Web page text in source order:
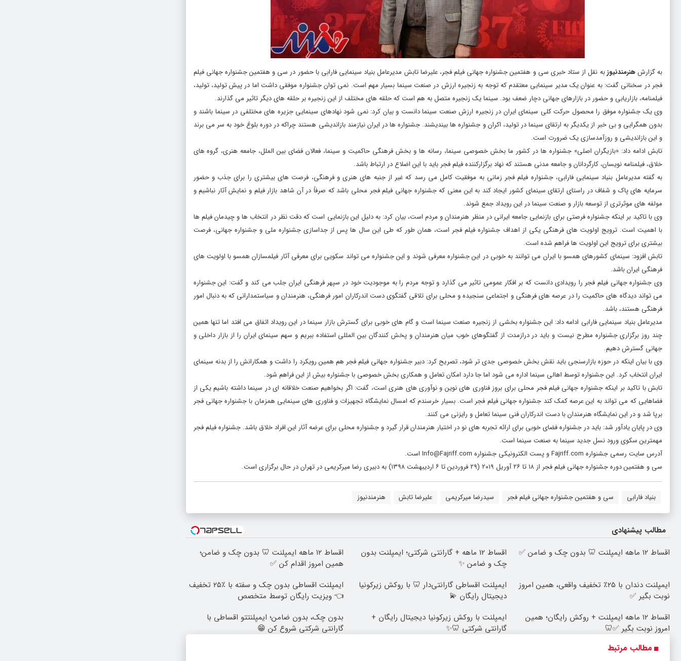
به گزارشهنرمندنیوزبه نقل از ستاد خبری سی و هفتمین جشنواره جهانی فیلم فجر، علیرضا تابش مدیرعامل بنیاد سینمایی فارابی با حضور در سی و هفتمین جشنواره جهانی فیلم
فجر در سخنانی گفت: به عنوان یک مدیر سینمایی معتقدم که توجه به زنجیره ارزش در صنعت سینما بسیار مهم است. نمی توان جشنواره موفقی داشت اما در پیش تولید، تولید،
فیلمنامه، بازاریابی و حضور در بازارهای جهانی دچار ضعف بود. سینما یک زنجیره متصل به هم است که حلقه های مختلف از این زنجیره بر حلقه های دیگر تاثیر می گذارند.
وی یک جشنواره موفق را محصول حرکت کلی سینمای ایران در زنجیره ارزش صنعت سینما دانست و بیان کرد: نمی شود نهادهای سینمایی جزیره های مختلفی در سینما باشند و
بدون همگرایی و بی خبر از یکدیگر به ارتقای سینما در تولید، اکران و جشنواره ها بیندیشند. جشنواره ها در ایران نیازمند بازاندیشی هستند چراکه در دوره بلوغ خود به سر می برند
و این بازاندیشی و روزآمدسازی یک ضرورت است.
تابش ادامه داد: «بازیگران اصلی» جشنواره ها در کشور ما بخش خصوصی سینما، رسانه ها و بخش فرهنگی حاکمیت و سینما، فعالان فضای بین الملل، جامعه هنری، گروه های
خلاق، فیلمنامه نویسان، کارگردانان و جامعه مدنی هستند که نهاد برگزارکننده فیلم فجر باید با این اضلاع در ارتباط باشد.
به گفته مدیرعامل بنیاد سینمایی فارابی، جشنواره فیلم فجر زمانی به موفقیت کامل می رسد که غیر از جنبه های هنری و فرهنگی، فرصت های بیشتری را برای جذب و حضور
سرمایه های پاک و شفاف در راستای ارتقای سینمای کشور ایجاد کند به این معنی که جشنواره جهانی فیلم فجر محلی باشد که صرفاً در آن شاهد بازار فیلم و نمایش آثار نباشیم و
مولفه های موثرتری از توسعه بازار و صنعت سینما در این رویداد جمع شوند.
وی با تاکید بر اینکه جشنواره فرصتی برای بازنمایی جامعه ایرانی در منظر هنرمندان و مردم است، بیان کرد: به دلیل این بازنمایی است که دقت نظر در انتخاب ها و چیدمان فیلم ها
با اهمیت است. ترویج اولویت های فرهنگی یکی از اهداف جشنواره فیلم فجر است، همان طور که طی این سال ها پس از جداسازی جشنواره ملی و جشنواره جهانی، فرصت
بیشتری برای ترویج این اولویت ها فراهم شده است.
تابش افزود: سینمای کشورهای همسو با ایران می توانند به خوبی در این جشنواره معرفی شوند و این جشنواره می تواند سکویی برای معرفی آثار فیلمسازان همسو با اولویت های
فرهنگی ایران باشد.
وی جشنواره جهانی فیلم فجر را رویدادی دانست که بر افکار عمومی تاثیر می گذارد و توجه مردم را به موجودیت خود در سپهر فرهنگی ایران جلب می کند و گفت: این جشنواره
می تواند دیدگاه های حاکمیت را در عرصه های فرهنگی و اجتماعی سنجیده و محلی برای تلاقی گفتگوی دست اندرکاران امور فرهنگی، هنرمندان و سیاستمدارانی که به دنبال امور
فرهنگی هستند، باشد.
مدیرعامل بنیاد سینمایی فارابی ادامه داد: این جشنواره بخشی از زنجیره صنعت سینما است و گام های خوبی برای گسترش بازار سینما در این رویداد اتفاق می افتد اما تنها همین
چند روز برگزاری جشنواره مطرح نیست و باید در درازمدت از گفتگوهای خوب میان هنرمندان و پخش کنندگان بین المللی استفاده ببریم و سهم سینمای ایران را از بازار داخلی و
جهانی گسترش دهیم.
وی با بیان اینکه در حوزه بازارسنجی باید نقش بخش خصوصی جدی تر شود، تصریح کرد: دبیر جشنواره جهانی فیلم فجر هم همین رویکرد را داشت و همکارانش را از بدنه سینمای
ایران انتخاب کرد. این جشنواره توسط اهالی سینما اداره می شود اما جا دارد امکان تعامل و همکاری بخش خصوصی با جشنواره بیش از این فراهم شود.
تابش با تاکید بر اینکه جشنواره جهانی فیلم فجر محلی برای بروز فناوری های نوین و نوآوری های هنری است، گفت: اگر بخواهیم صنعت خلاقانه ای در سینما داشته باشیم یکی از
فضاهایی که می تواند به این عرصه کمک کند جشنواره جهانی فیلم فجر است. بسیار خرسندم که امسال نمایشگاه تجهیزات و فناوری های سینمایی همزمان با جشنواره جهانی فجر
برپا شد و در این نمایشگاه هنرمندان با دست اندرکاران فنی سینما تعامل و رایزنی می کنند.
وی در پایان یادآور شد: باید در جشنواره فضای خوبی برای ارائه تجربه های نو در اختیار هنرمندان قرار گیرد و جشنواره محلی برای عرضه آثار این افراد خلاق باشد. جشنواره فیلم فجر
مهمترین سکوی ورود نسل جدید سینما به صنعت سینما است.
آدرس سایت رسمی جشنواره Fajriff.com و پست الکترونیکی جشنواره Info@Fajriff.com است.
سی و هفتمین دوره جشنواره جهانی فیلم فجر از ۱۸ تا ۲۶ آوریل ۲۰۱۹ (۲۹ فروردین تا ۶ اردیبهشت ۱۳۹۸) به دبیری رضا میرکریمی در تهران در حال برگزاری است.
بنیاد فارابی سی و هفتمین جشنواره جهانی فیلم فجر سیدرضا میرکریمی علیرضا تابش هنرمندنیوز
مطالب پیشنهادی
اقساط ۱۲ ماهه ایمپلنت 🦷 بدون چک و ضامن ✅
اقساط 12 ماهه + گارانتی شرکتی؛ ایمپلنت بدون
چک و ضامن ✨
اقساط ۱۲ ماهه ایمپلنت 🦷 بدون چک و ضامن؛
همین امروز اقدام کن ✅
ایمپلنت دندان با ۲۵٪ تخفیف واقعی، همین امروز
نوبت بگیر ✅
ایمپلنت اقساطی گارانتی‌دار 🦷 با روکش زیرکونیا
دیجیتال رایگان 💫
ایمپلنت اقساطی بدون چک و سفته با ٪۲۵ تخفیف
👈 ویزیت رایگان توسط متخصص
اقساط ۱۲ ماهه ایمپلنت + روکش رایگان؛ همین
امروز نوبت بگیر ✅🦷
ایمپلنت با روکش زیرکونیا دیجیتال رایگان +
گارانتی شرکتی 🦷✨
بدون چک، بدون ضامن؛ ایمپلنتتو اقساطی با
گارانتی شرکتی شروع کن 😁
مطالب مرتبط